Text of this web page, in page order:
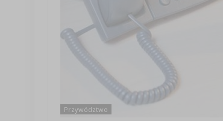
Przywództwo